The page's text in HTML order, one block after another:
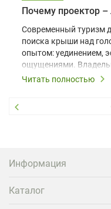
Современный туризм
поиска крыши над
опытом: уединением,
ощущениями.
шале понимают, что
вернуться и
проектора.
Читать полностью
Информация
Каталог